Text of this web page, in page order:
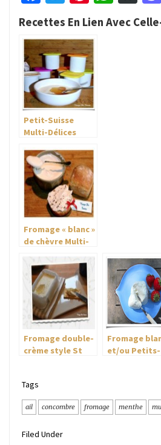
Recettes En Lien Avec
Petit-Suisse
Multi-Délices
Fromage « blanc »
de chèvre Multi-
Fromage double-
crème style St
Délices
Fromage
et/ou Petits-
Tags
ail concombre fromage menthe
Filed Under